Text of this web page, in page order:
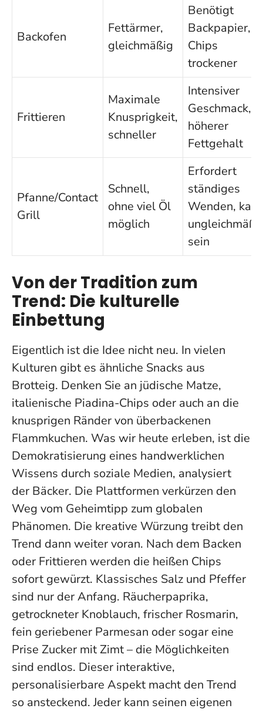
Backofen
Fettärmer,
gleichmäßig
Benötigt
Backpapier,
Chips
trockener
Frittieren
Maximale
Knusprigkeit,
schneller
Intensiver
Geschmack,
höherer
Fettgehalt
Pfanne/Contact
Grill
Schnell,
ohne viel Öl
möglich
Erfordert
ständiges
Wenden,
sein
Von der Tradition zum
Trend: Die kulturelle
Einbettung
Eigentlich ist die Idee nicht neu. In vielen
Kulturen gibt es ähnliche Snacks aus
Brotteig. Denken Sie an jüdische Matze,
italienische Piadina-Chips oder auch an die
knusprigen Ränder von überbackenen
Flammkuchen. Was wir heute erleben, ist die
Demokratisierung eines handwerklichen
Wissens durch soziale Medien, analysiert
der Bäcker. Die Plattformen verkürzen den
Weg vom Geheimtipp zum globalen
Phänomen. Die kreative Würzung treibt den
Trend dann weiter voran. Nach dem Backen
oder Frittieren werden die heißen Chips
sofort gewürzt. Klassisches Salz und Pfeffer
sind nur der Anfang. Räucherpaprika,
getrockneter Knoblauch, frischer Rosmarin,
fein geriebener Parmesan oder sogar eine
Prise Zucker mit Zimt – die Möglichkeiten
sind endlos. Dieser interaktive,
personalisierbare Aspekt macht den Trend
so ansteckend. Jeder kann seinen eigenen